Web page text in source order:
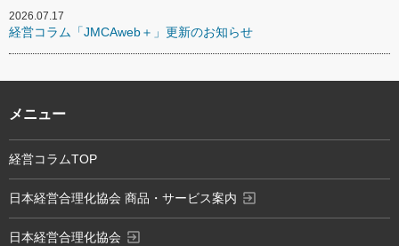
2026.07.17
経営コラム「JMCAweb＋」更新のお知らせ
メニュー
経営コラムTOP
日本経営合理化協会 商品・サービス案内 exit_to_app
日本経営合理化協会 exit_to_app